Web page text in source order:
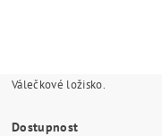
Válečkové ložisko.
Dostupnost